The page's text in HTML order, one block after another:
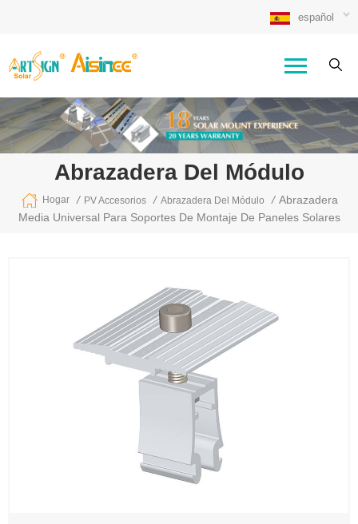
español
Abrazadera Del Módulo
Hogar / PV Accesorios / Abrazadera Del Módulo / Abrazadera
Media Universal Para Soportes De Montaje De Paneles Solares